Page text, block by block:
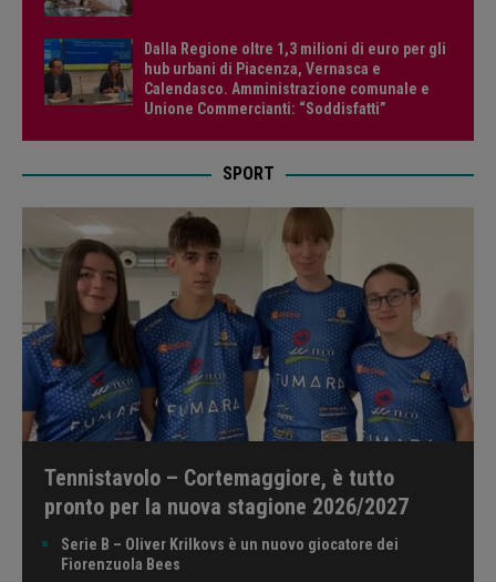
Dalla Regione oltre 1,3 milioni di euro per gli
hub urbani di Piacenza, Vernasca e
Calendasco. Amministrazione comunale e
Unione Commercianti: “Soddisfatti”
SPORT
Tennistavolo – Cortemaggiore, è tutto
pronto per la nuova stagione 2026/2027
Serie B – Oliver Krilkovs è un nuovo giocatore dei
Fiorenzuola Bees